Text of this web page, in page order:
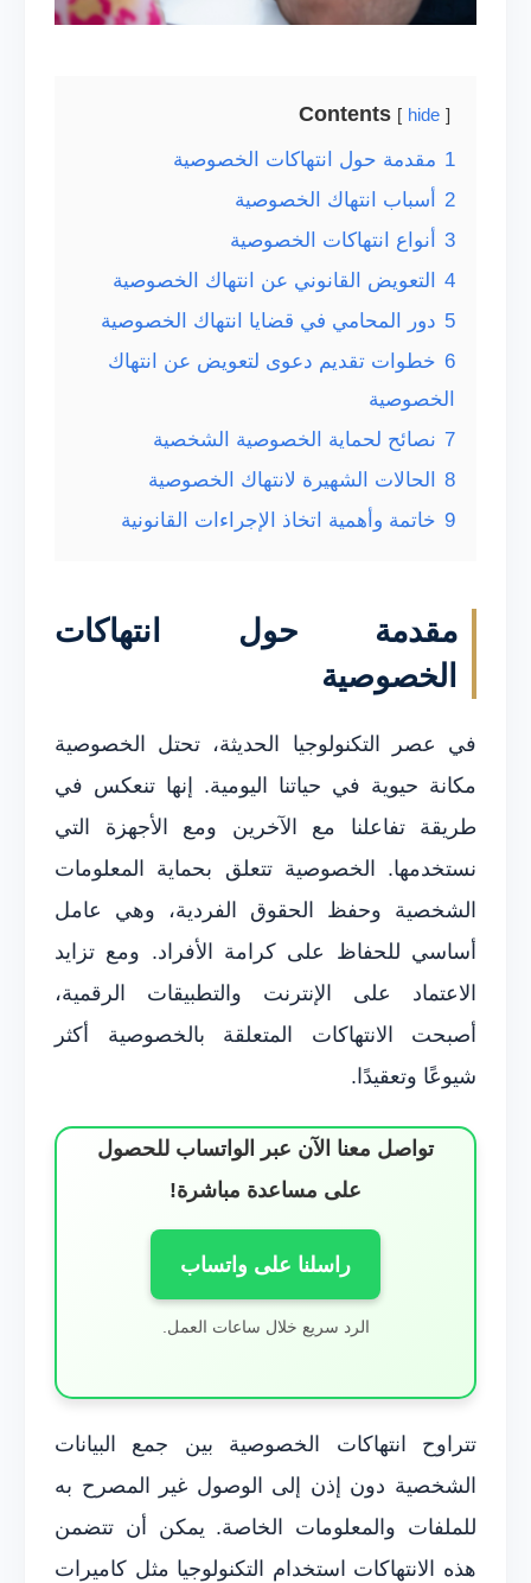
Contents hide
1 مقدمة حول انتهاكات الخصوصية
2
أسباب انتهاك الخصوصية
3
أنواع انتهاكات الخصوصية
4
التعويض القانوني عن انتهاك الخصوصية
5 دور المحامي في قضايا انتهاك الخصوصية
6 خطوات تقديم دعوى لتعويض عن انتهاك
الخصوصية
7 نصائح لحماية الخصوصية الشخصية
8
الحالات الشهيرة لانتهاك الخصوصية
9 خاتمة وأهمية اتخاذ الإجراءات القانونية
مقدمة حول انتهاكات
الخصوصية
في عصر التكنولوجيا الحديثة، تحتل الخصوصية
مكانة حيوية في حياتنا اليومية. إنها تنعكس في
طريقة تفاعلنا مع الآخرين ومع الأجهزة التي
نستخدمها. الخصوصية تتعلق بحماية المعلومات
الشخصية وحفظ الحقوق الفردية، وهي عامل
أساسي للحفاظ على كرامة الأفراد. ومع تزايد
الاعتماد على الإنترنت والتطبيقات الرقمية،
أصبحت الانتهاكات المتعلقة بالخصوصية أكثر
شيوعًا وتعقيدًا.
تواصل معنا الآن عبر الواتساب للحصول
على مساعدة مباشرة!
راسلنا على واتساب
الرد سريع خلال ساعات العمل.
تتراوح انتهاكات الخصوصية بين جمع البيانات
الشخصية دون إذن إلى الوصول غير المصرح به
للملفات والمعلومات الخاصة. يمكن أن تتضمن
هذه الانتهاكات استخدام التكنولوجيا مثل كاميرات